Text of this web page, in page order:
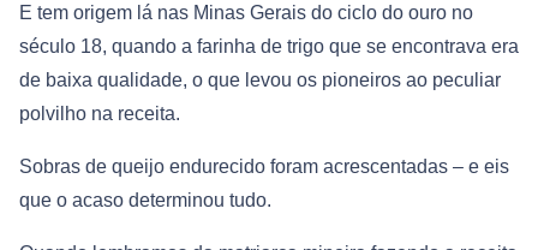
E tem origem lá nas Minas Gerais do ciclo do ouro no
século 18, quando a farinha de trigo que se encontrava era
de baixa qualidade, o que levou os pioneiros ao peculiar
polvilho na receita.
Sobras de queijo endurecido foram acrescentadas – e eis
que o acaso determinou tudo.